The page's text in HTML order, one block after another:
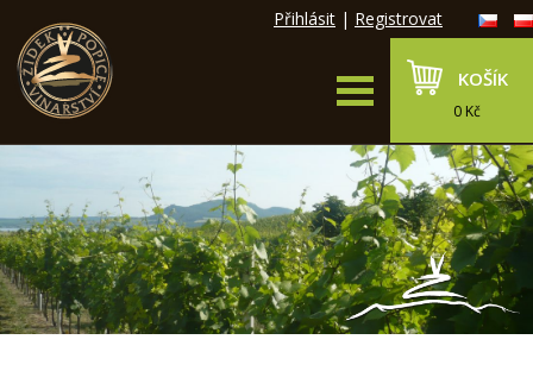
Přihlásit | Registrovat
KOŠÍK
0 Kč